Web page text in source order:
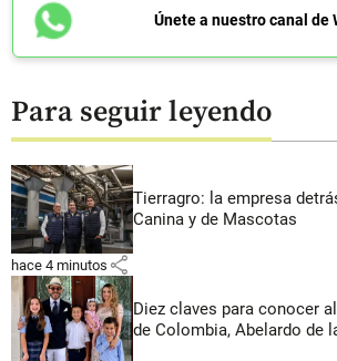
Únete a nuestro canal de
Para seguir leyendo
Tierragro: la empresa
Canina y de Mascotas
hace 4 minutos share
Diez claves para conocer
de Colombia, Abelardo de